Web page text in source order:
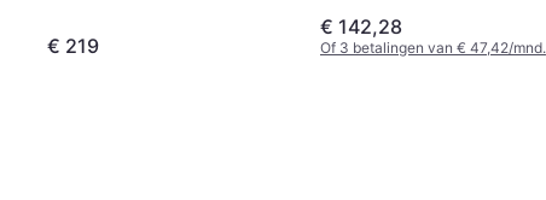
€ 219
€ 142,28
Of 3 betalingen van € 47,42/mnd.